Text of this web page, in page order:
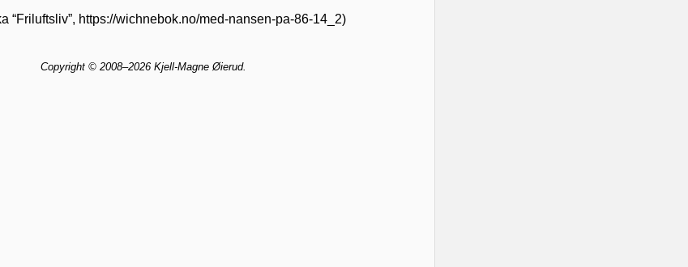
“Friluftsliv”, https://wichnebok.no/med-nansen-pa-86-14_2)
Copyright © 2008–2026 Kjell-Magne Øierud.